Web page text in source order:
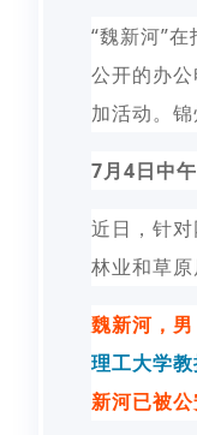
“魏新河”
公开的办
加活动。
7月4日中
近日，针
林业和草
魏新河，
理工大学教
新河已被